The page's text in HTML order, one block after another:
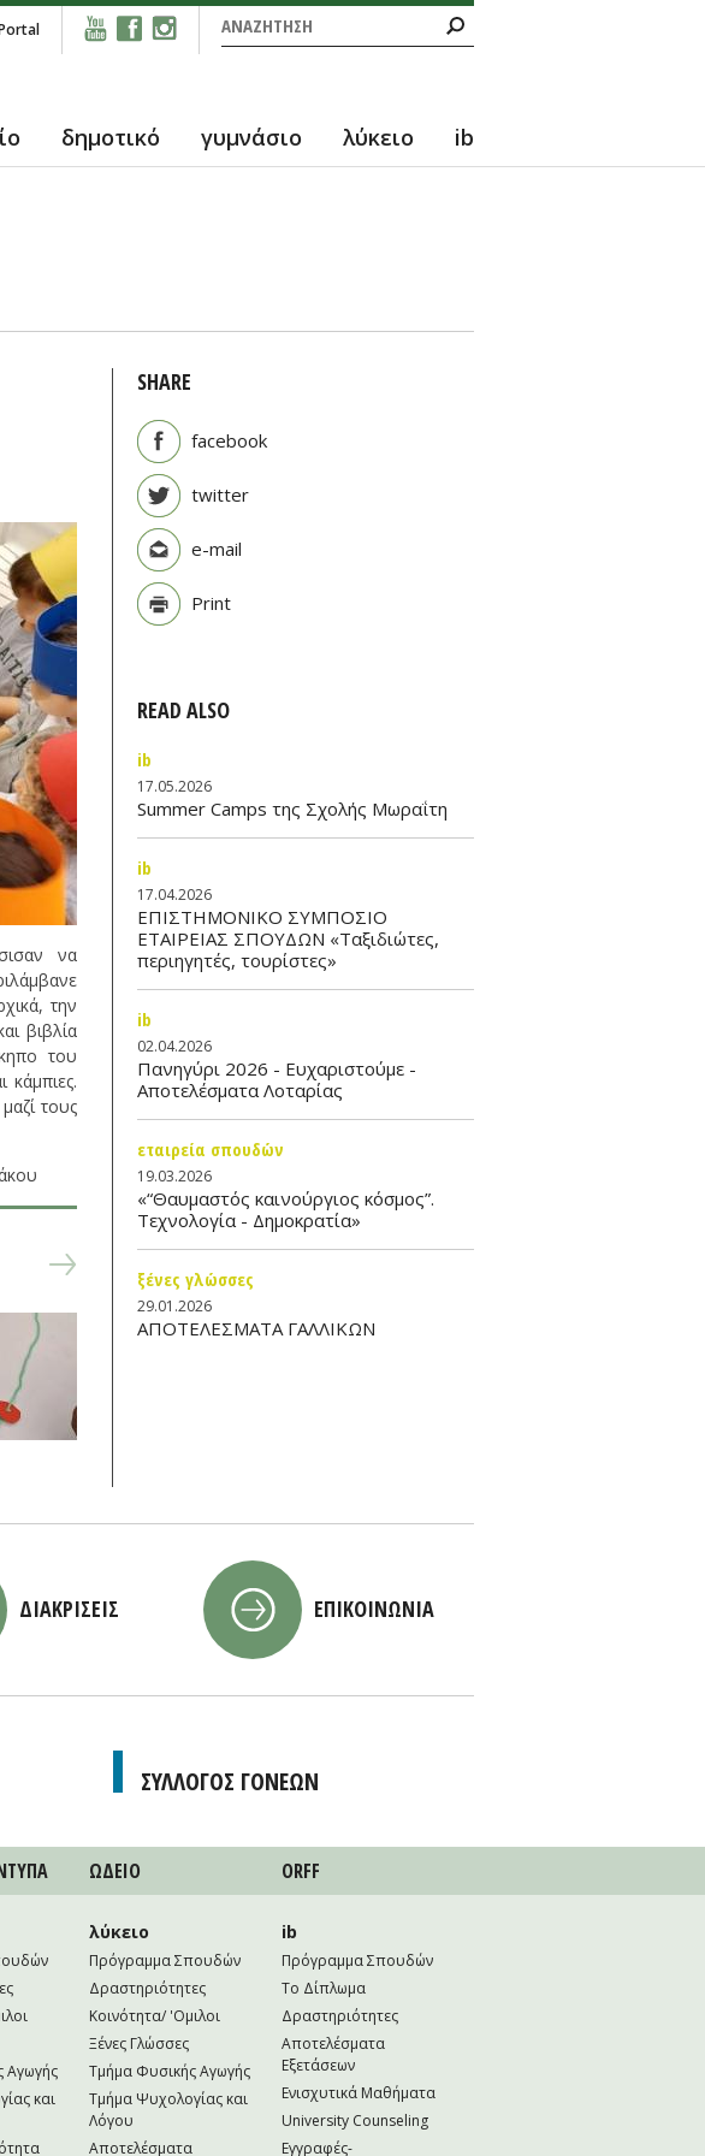
Φόρμα αναζήτησης
Αναζήτηση
δημοτικό γυμνάσιο λύκειο ib
να
την
βιβλία
του
τους
SHARE
facebook
twitter
e-mail
Print
READ ALSO
ib
17.05.2026
Summer Camps της Σχολής Μωραΐτη
ib
17.04.2026
ΕΠΙΣΤΗΜΟΝΙΚΟ ΣΥΜΠΟΣΙΟ
ΕΤΑΙΡΕΙΑΣ ΣΠΟΥΔΩΝ «Ταξιδιώτες,
περιηγητές, τουρίστες»
ib
02.04.2026
Πανηγύρι 2026 - Ευχαριστούμε -
Αποτελέσματα Λοταρίας
εταιρεία σπουδών
19.03.2026
«“Θαυμαστός καινούργιος κόσμος”.
Τεχνολογία - Δημοκρατία»
ξένες γλώσσες
29.01.2026
ΑΠΟΤΕΛΕΣΜΑΤΑ ΓΑΛΛΙΚΩΝ
ΔΙΑΚΡΙΣΕΙΣ ΕΠΙΚΟΙΝΩΝΙΑ
ΣΥΛΛΟΓΟΣ ΓΟΝΕΩΝ
ΩΔΕΙΟ ORFF
Αγωγής
και
λύκειο
Πρόγραμμα Σπουδών
Δραστηριότητες
Κοινότητα/ 'Ομιλοι
Ξένες Γλώσσες
Τμήμα Φυσικής Αγωγής
Τμήμα Ψυχολογίας και
Λόγου
Αποτελέσματα
ib
Πρόγραμμα Σπουδών
Το Δίπλωμα
Δραστηριότητες
Αποτελέσματα
Εξετάσεων
Ενισχυτικά Μαθήματα
University Counseling
Εγγραφές-